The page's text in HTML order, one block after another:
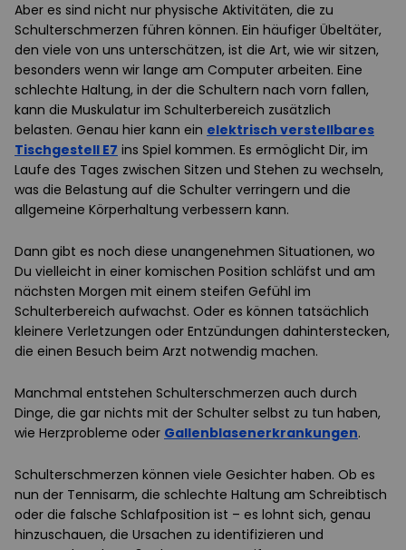
Aber es sind nicht nur physische Aktivitäten, die zu
Schulterschmerzen führen können. Ein häufiger Übeltäter,
den viele von uns unterschätzen, ist die Art, wie wir sitzen,
besonders wenn wir lange am Computer arbeiten. Eine
schlechte Haltung, in der die Schultern nach vorn fallen,
kann die Muskulatur im Schulterbereich zusätzlich
belasten. Genau hier kann ein elektrisch verstellbares
Tischgestell E7 ins Spiel kommen. Es ermöglicht Dir, im
Laufe des Tages zwischen Sitzen und Stehen zu wechseln,
was die Belastung auf die Schulter verringern und die
allgemeine Körperhaltung verbessern kann.
Dann gibt es noch diese unangenehmen Situationen, wo
Du vielleicht in einer komischen Position schläfst und am
nächsten Morgen mit einem steifen Gefühl im
Schulterbereich aufwachst. Oder es können tatsächlich
kleinere Verletzungen oder Entzündungen dahinterstecken,
die einen Besuch beim Arzt notwendig machen.
Manchmal entstehen Schulterschmerzen auch durch
Dinge, die gar nichts mit der Schulter selbst zu tun haben,
wie Herzprobleme oder Gallenblasenerkrankungen.
Schulterschmerzen können viele Gesichter haben. Ob es
nun der Tennisarm, die schlechte Haltung am Schreibtisch
oder die falsche Schlafposition ist – es lohnt sich, genau
hinzuschauen, die Ursachen zu identifizieren und